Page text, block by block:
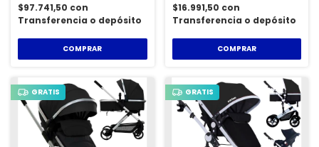
$97.741,50 con
Transferencia o depósito
COMPRAR
$16.991,50 con
Transferencia o depósito
COMPRAR
GRATIS GRATIS